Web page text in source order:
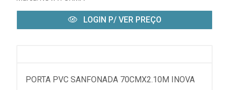
LOGIN P/ VER PREÇO
PORTA PVC SANFONADA 70CMX2.10M INOVA